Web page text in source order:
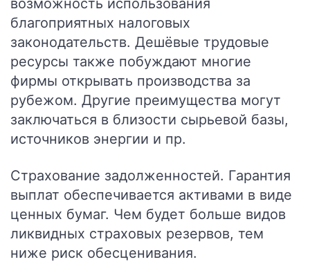
возможность использования
благоприятных налоговых
законодательств. Дешёвые трудовые
ресурсы также побуждают многие
фирмы открывать производства за
рубежом. Другие преимущества могут
заключаться в близости сырьевой базы,
источников энергии и пр.
Страхование задолженностей. Гарантия
выплат обеспечивается активами в виде
ценных бумаг. Чем будет больше видов
ликвидных страховых резервов, тем
ниже риск обесценивания.